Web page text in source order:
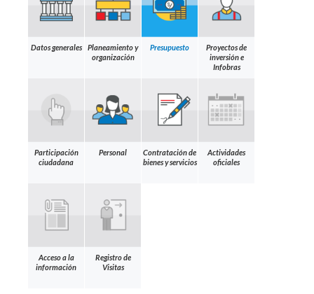
Datos generales
Planeamiento y
organización
Presupuesto
Proyectos de
inversión e
Infobras
Participación
ciudadana
Personal
Contratación de
bienes y servicios
Actividades
oficiales
Acceso a la
información
Registro de
Visitas